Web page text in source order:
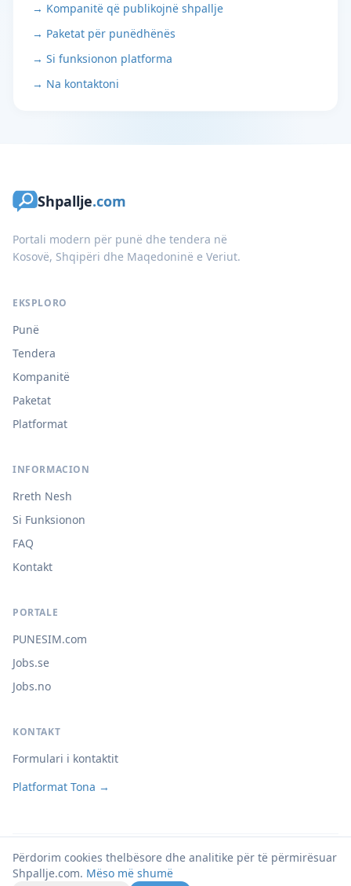
→ Kompanitë që publikojnë shpallje
→ Paketat për punëdhënës
→ Si funksionon platforma
→ Na kontaktoni
Shpallje.com
Portali modern për punë dhe tendera në
Kosovë, Shqipëri dhe Maqedoninë e Veriut.
EKSPLORO
Punë
Tendera
Kompanitë
Paketat
Platformat
INFORMACION
Rreth Nesh
Si Funksionon
FAQ
Kontakt
PORTALE
PUNESIM.com
Jobs.se
Jobs.no
KONTAKT
Formulari i kontaktit
Platformat Tona →
© 2026 Shpallje.com
PrivatësiaKushtetCookies
Përdorim cookies thelbësore dhe analitike për të përmirësuar
Shpallje.com. Mëso më shumë